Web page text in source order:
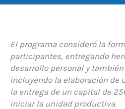
El programa consideró la
participantes, entregando
desarrollo personal y
incluyendo la elaboración de
la entrega de un capital de
iniciar la unidad productiva.